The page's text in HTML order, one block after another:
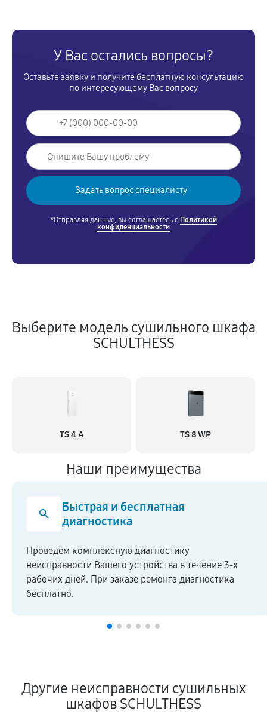
У Вас остались вопросы?
Оставьте заявку и получите бесплатную консультацию
по интересующему Вас вопросу
*Отправляя данные, вы соглашаетесь с Политикой
конфиденциальности
Выберите модель сушильного шкафа
SCHULTHESS
TS 4 A TS 8 WP
Наши преимущества
Быстрая и бесплатная
диагностика
Проведем комплексную диагностику
неисправности Вашего устройства в течение 3-х
рабочих дней. При заказе ремонта диагностика
бесплатно.
Другие неисправности сушильных
шкафов SCHULTHESS